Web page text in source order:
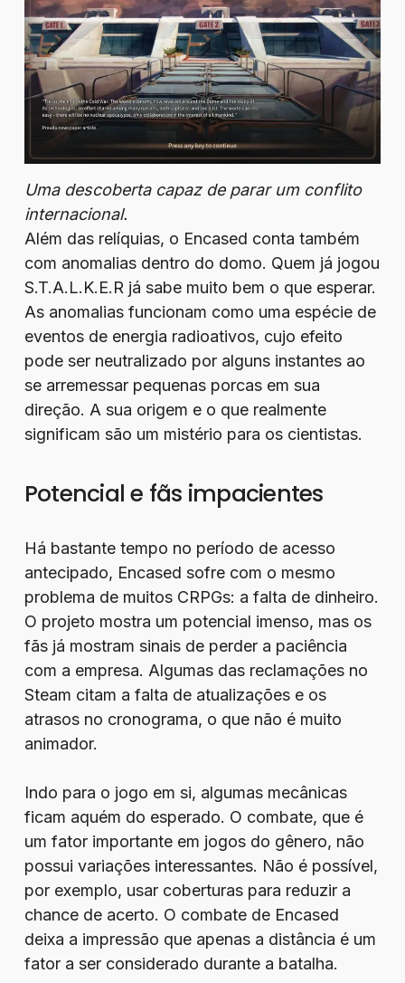
Uma descoberta capaz de parar um conflito
internacional.
Além das relíquias, o Encased conta também
com anomalias dentro do domo. Quem já jogou
S.T.A.L.K.E.R já sabe muito bem o que esperar.
As anomalias funcionam como uma espécie de
eventos de energia radioativos, cujo efeito
pode ser neutralizado por alguns instantes ao
se arremessar pequenas porcas em sua
direção. A sua origem e o que realmente
significam são um mistério para os cientistas.
Potencial e fãs impacientes
Há bastante tempo no período de acesso
antecipado, Encased sofre com o mesmo
problema de muitos CRPGs: a falta de dinheiro.
O projeto mostra um potencial imenso, mas os
fãs já mostram sinais de perder a paciência
com a empresa. Algumas das reclamações no
Steam citam a falta de atualizações e os
atrasos no cronograma, o que não é muito
animador.
Indo para o jogo em si, algumas mecânicas
ficam aquém do esperado. O combate, que é
um fator importante em jogos do gênero, não
possui variações interessantes. Não é possível,
por exemplo, usar coberturas para reduzir a
chance de acerto. O combate de Encased
deixa a impressão que apenas a distância é um
fator a ser considerado durante a batalha.